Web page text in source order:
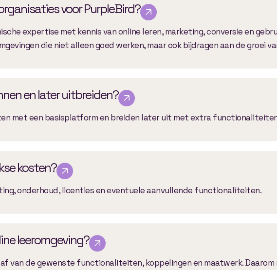
voor PurpleBird?
expertise met kennis van online leren, marketing, conversie en
die niet alleen goed werken, maar ook bijdragen aan de groei
en later uitbreiden?
met een basisplatform en breiden later uit met extra
kosten?
onderhoud, licenties en eventuele aanvullende functionaliteiten.
leeromgeving?
van de gewenste functionaliteiten, koppelingen en maatwerk.